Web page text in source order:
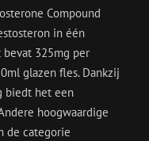
Compound
in één
325mg per
glazen fles. Dankzij
biedt het een
hoogwaardige
de categorie